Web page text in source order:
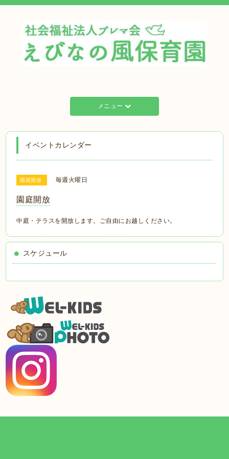
メニュー
イベントカレンダー
園庭開放 毎週火曜日
園庭開放
中庭・テラスを開放します。ご自由にお越しください。
スケジュール